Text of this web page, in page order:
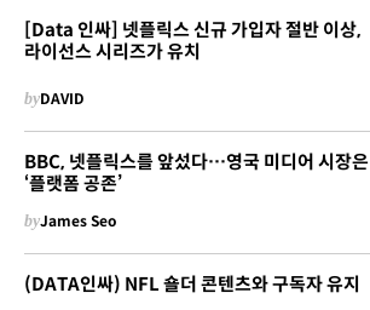
[Data 인싸] 넷플릭스 신규 가입자 절반 이상,
라이선스 시리즈가 유치
byDAVID
BBC, 넷플릭스를 앞섰다…영국 미디어 시장은
‘플랫폼 공존’
byJames Seo
(DATA인싸) NFL 숄더 콘텐츠와 구독자 유지